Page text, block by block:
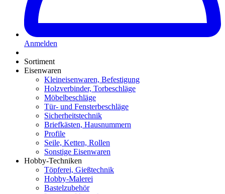
Anmelden
Sortiment
Eisenwaren
Kleineisenwaren, Befestigung
Holzverbinder, Torbeschläge
Möbelbeschläge
Tür- und Fensterbeschläge
Sicherheitstechnik
Briefkästen, Hausnummern
Profile
Seile, Ketten, Rollen
Sonstige Eisenwaren
Hobby-Techniken
Töpferei, Gießtechnik
Hobby-Malerei
Bastelzubehör